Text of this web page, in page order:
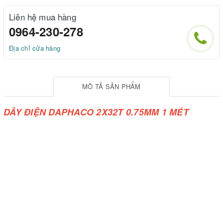
Liên hệ mua hàng
0964-230-278
Địa chỉ cửa hàng
MÔ TẢ SẢN PHẨM
DÂY ĐIỆN DAPHACO 2X32T 0.75MM 1 MÉT